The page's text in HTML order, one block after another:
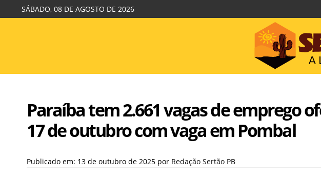
SÁBADO, 08 DE AGOSTO DE 2026
Paraíba tem 2.661 vagas de emprego
17 de outubro com vaga em Pombal
Publicado em: 13 de outubro de 2025 por Redação Sertão PB